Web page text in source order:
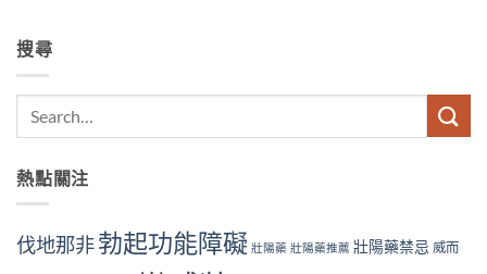
搜尋
熱點關注
伐地那非勃起功能障礙 壯陽藥 壯陽藥推薦 壯陽藥禁忌 威而